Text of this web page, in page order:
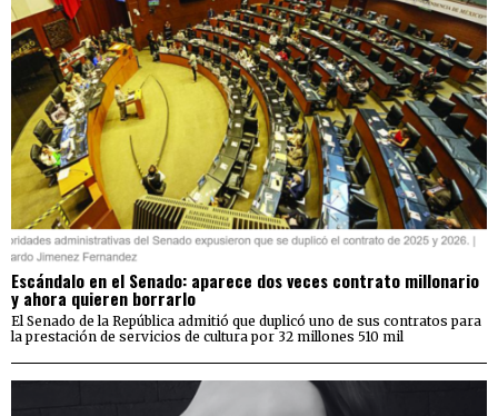
Escándalo en el Senado: aparece dos veces contrato millonario
y ahora quieren borrarlo
El Senado de la República admitió que duplicó uno de sus contratos para
la prestación de servicios de cultura por 32 millones 510 mil